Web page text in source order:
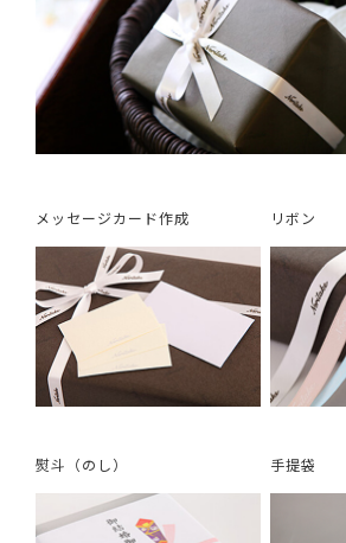
メッセージカード作成 リボン
熨斗（のし） 手提袋